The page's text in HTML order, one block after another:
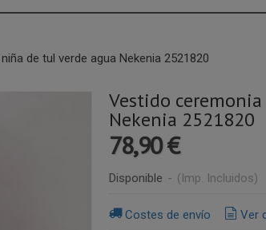
de tul verde agua Nekenia 2521820
Vestido
Nekenia 2521820
78,90 €
Disponible - (Imp. Incluidos)
Costes de envío Ver